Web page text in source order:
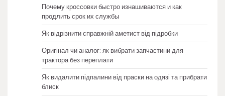
Почему кроссовки быстро изнашиваются и как
продлить срок их службы
Як відрізнити справжній аметист від підробки
Оригінал чи аналог: як вибрати запчастини для
трактора без переплати
Як видалити підпалини від праски на одязі та прибрати
блиск